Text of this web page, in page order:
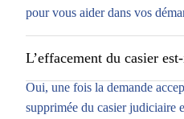
pour vous aider dans vos
L’effacement du casier
Oui, une fois la demande
supprimée du casier judiciaire